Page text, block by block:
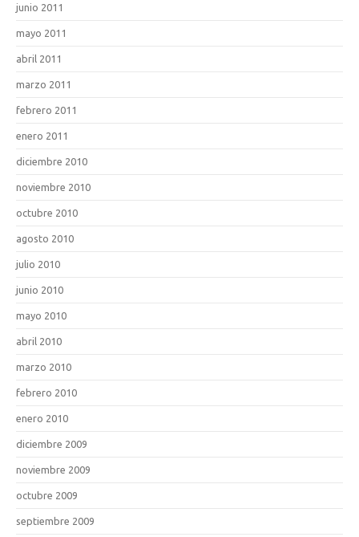
junio 2011
mayo 2011
abril 2011
marzo 2011
febrero 2011
enero 2011
diciembre 2010
noviembre 2010
octubre 2010
agosto 2010
julio 2010
junio 2010
mayo 2010
abril 2010
marzo 2010
febrero 2010
enero 2010
diciembre 2009
noviembre 2009
octubre 2009
septiembre 2009